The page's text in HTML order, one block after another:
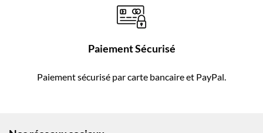
Paiement Sécurisé
Paiement sécurisé par carte bancaire et PayPal.